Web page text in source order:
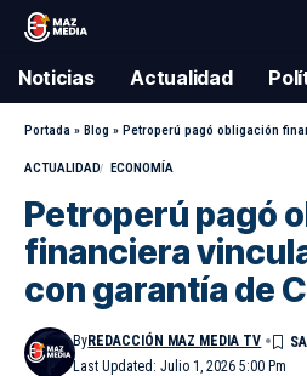
Noticias Actualidad
Portada » Blog » Petroperú pagó obligación financiera
ACTUALIDAD ECONOMÍA
Petroperú pagó
financiera
con garantía de
Last Updated: Julio 1, 2026 5:00 Pm
ByREDACCIÓN MAZ MEDIA TV